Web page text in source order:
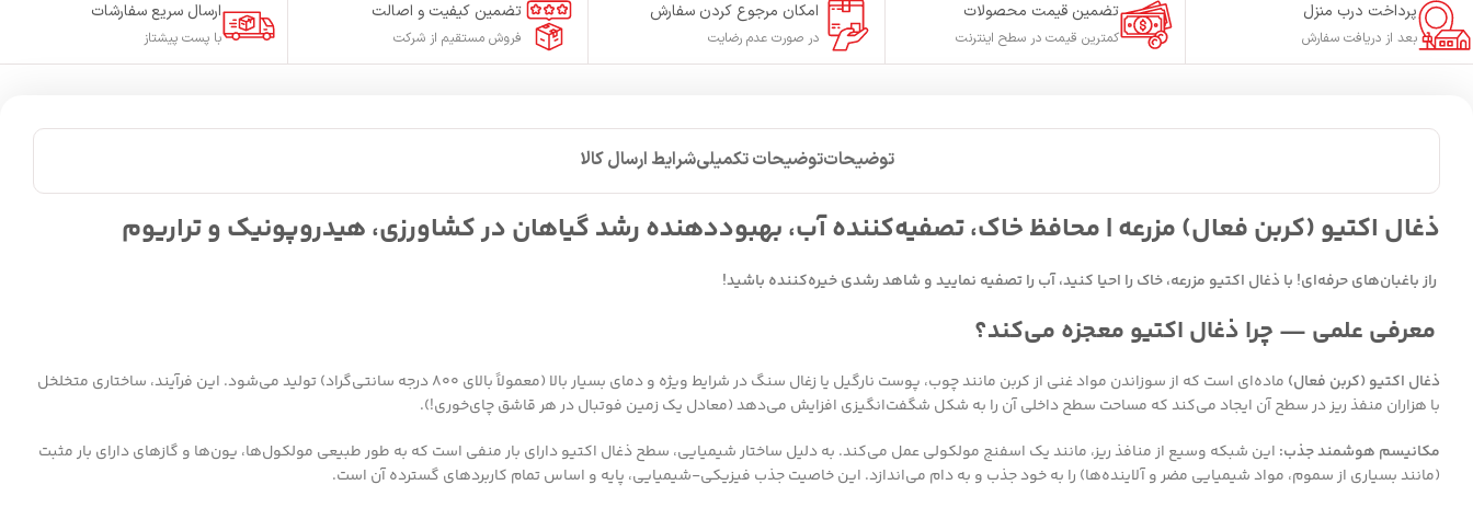
پرداخت درب منزل
بعد از دریافت سفارش
تضمین قیمت محصولات
کمترین قیمت در سطح اینترنت
امکان مرجوع کردن سفارش
در صورت عدم رضایت
تضمین کیفیت و اصالت
فروش مستقیم از شرکت
ارسال سریع سفارشات
با پست پیشتاز
توضیحاتتوضیحات تکمیلیشرایط ارسال کالا
ذغال اکتیو (کربن فعال) مزرعه | محافظ خاک، تصفیه‌کننده آب، بهبوددهنده رشد گیاهان در کشاورزی، هیدروپونیک و تراریوم
راز باغبان‌های حرفه‌ای! با ذغال اکتیو مزرعه، خاک را احیا کنید، آب را تصفیه نمایید و شاهد رشدی خیره‌کننده باشید!
معرفی علمی — چرا ذغال اکتیو معجزه می‌کند؟
ذغال اکتیو (کربن فعال)
ماده‌ای است که از سوزاندن مواد غنی از کربن مانند چوب، پوست نارگیل یا زغال سنگ در شرایط ویژه و دمای بسیار بالا (معمولاً بالای ۸۰۰ درجه سانتی‌گراد) تولید می‌شود. این فرآیند، ساختاری متخلخل
با هزاران منفذ ریز در سطح آن ایجاد می‌کند که مساحت سطح داخلی آن را به شکل شگفت‌انگیزی افزایش می‌دهد (معادل یک زمین فوتبال در هر قاشق چای‌خوری!).
مکانیسم هوشمند جذب: این شبکه وسیع از منافذ ریز، مانند یک اسفنج مولکولی عمل می‌کند. به دلیل ساختار شیمیایی، سطح ذغال اکتیو دارای بار منفی است که به طور طبیعی مولکول‌ها، یون‌ها و گازهای دارای بار مثبت
(مانند بسیاری از سموم، مواد شیمیایی مضر و آلاینده‌ها) را به خود جذب و به دام می‌اندازد. این خاصیت جذب فیزیکی-شیمیایی، پایه و اساس تمام کاربردهای گسترده آن است.